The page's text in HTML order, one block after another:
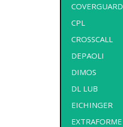
COVERGUARD
CPL
CROSSCALL
DEPAOLI
DIMOS
DL LUB
EICHINGER
EXTRAFORME